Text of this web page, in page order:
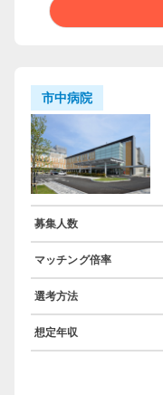
市中病院
募集人数
マッチング倍率
選考方法
想定年収